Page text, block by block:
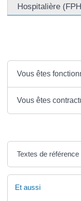
Hospitalière
Vous êtes
Vous êtes
Textes de référence
Et aussi